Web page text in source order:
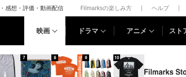
感想・評価・動画配信 Filmarksの楽しみ方 ヘルプ
映画 ドラマ アニメ スト
7 8 9 10